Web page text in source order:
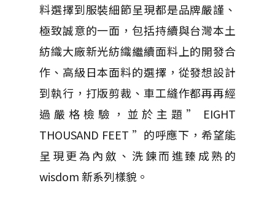
料選擇到服裝細節呈現都是品牌嚴謹、
極致誠意的一面，包括持續與台灣本土
紡織大廠新光紡織繼續面料上的開發合
作、高級日本面料的選擇，從發想設計
到執行，打版剪裁、車工縫作都再再經
過嚴格檢驗，並於主題” EIGHT
THOUSAND FEET ”的呼應下，希望能
呈現更為內斂、洗鍊而進臻成熟的
wisdom 新系列樣貌。